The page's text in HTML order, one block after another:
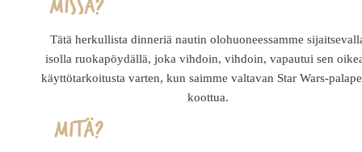
Tätä herkullista dinneriä nautin olohuoneessamme
isolla ruokapöydällä, joka vihdoin, vihdoin, vapautui sen
käyttötarkoitusta varten, kun saimme valtavan Star Wars-
koottua.